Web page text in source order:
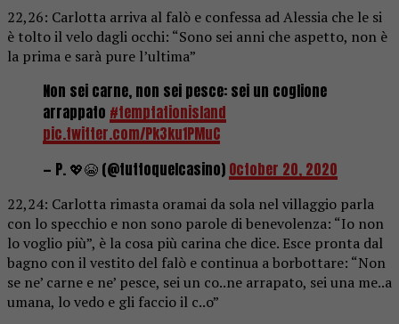
22,26: Carlotta arriva al falò e confessa ad Alessia che le si
è tolto il velo dagli occhi: “Sono sei anni che aspetto, non è
la prima e sarà pure l’ultima”
Non sei carne, non sei pesce: sei un coglione
arrappato #temptationisland
pic.twitter.com/Pk3ku1PMuC
— P. 💖😭 (@tuttoquelcasino) October 20, 2020
22,24: Carlotta rimasta oramai da sola nel villaggio parla
con lo specchio e non sono parole di benevolenza: “Io non
lo voglio più”, è la cosa più carina che dice. Esce pronta dal
bagno con il vestito del falò e continua a borbottare: “Non
se ne’ carne e ne’ pesce, sei un co..ne arrapato, sei una me..a
umana, lo vedo e gli faccio il c..o”